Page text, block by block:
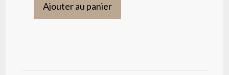
quantité
IOD
Ajouter au panier